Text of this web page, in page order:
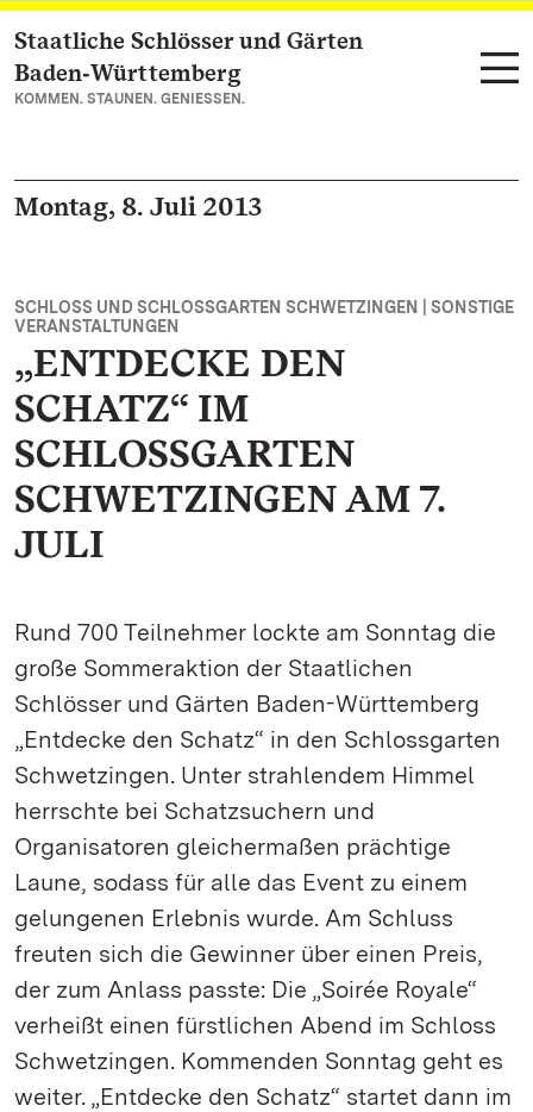
Zum Hauptinhalt springen
Staatliche Schlösser und Gärten
Baden‑Württemberg
KOMMEN. STAUNEN. GENIESSEN.
Montag, 8. Juli 2013
SCHLOSS UND SCHLOSSGARTEN SCHWETZINGEN | SONSTIGE
VERANSTALTUNGEN
„ENTDECKE DEN
SCHATZ“ IM
SCHLOSSGARTEN
SCHWETZINGEN AM 7.
JULI
Rund 700 Teilnehmer lockte am Sonntag die
große Sommeraktion der Staatlichen
Schlösser und Gärten Baden-Württemberg
„Entdecke den Schatz“ in den Schlossgarten
Schwetzingen. Unter strahlendem Himmel
herrschte bei Schatzsuchern und
Organisatoren gleichermaßen prächtige
Laune, sodass für alle das Event zu einem
gelungenen Erlebnis wurde. Am Schluss
freuten sich die Gewinner über einen Preis,
der zum Anlass passte: Die „Soirée Royale“
verheißt einen fürstlichen Abend im Schloss
Schwetzingen. Kommenden Sonntag geht es
weiter. „Entdecke den Schatz“ startet dann im